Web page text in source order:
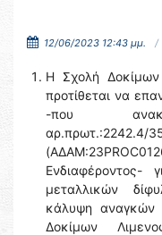
12/06/2023 12:43 μμ.
Η Σχολή Δοκίμων
προτίθεται να
-που
αρ.πρωτ.:2242.4/
Ενδιαφέροντος-
μεταλλικών
κάλυψη αναγκών
Δοκίμων